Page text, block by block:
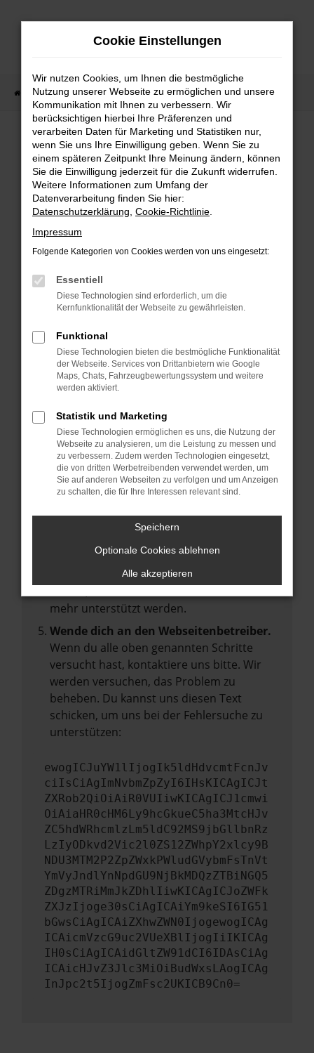
Zum
Startseite Fahrzeugangebote Fahrzeug-Showroom
Fehler: Network Error
Beim Laden ist ein Fehler aufgetreten.
Hier sind ein paar Tipps, die dir helfen können:
Internetverbindung.
Laden andere Webseiten, zum Beispiel
Prüfe deine Browsererweiterungen.
Manche Erweiterungen, wie Werbeblocker,
können das Laden bestimmter Seiten
verhindern. Funktioniert die Seite in einem
anderen Browser oder in einem privaten
Fenster?
Starte dein Gerät neu.
Das kann manchmal helfen,
vorübergehende Probleme zu beheben.
Betriebssystem auf dem neuesten Stand
Veraltete Software birgt nicht nur ein
Sicherheitsrisiko, sondern kann auch dazu
mehr unterstützt werden.
Wende dich an den Webseitenbetreiber.
Wenn du alle oben genannten Schritte
versucht hast, kontaktiere uns bitte. Wir
werden versuchen, das Problem zu
beheben. Du kannst uns diesen Text
schicken, um uns bei der Fehlersuche zu
unterstützen:
ewogICJuYW1lIjogIk5ldHdvcmtFcnJv
ciIsCiAgImNvbmZpZyI6IHsKICAgICJt
ZXRob2QiOiAiR0VUIiwKICAgICJ1cmwi
OiAiaHR0cHM6Ly9hcGkueC5ha3MtcHJv
ZC5hdWRhcmlzLm5ldC92MS9jbGllbnRz
LzIyODkvd2Vic2l0ZS12ZWhpY2xlcy9B
NDU3MTM2P2ZpZWxkPWludGVybmFsTnVt
YmVyJndlYnNpdGU9NjBkMDQzZTBiNGQ5
ZDgzMTRiMmJkZDhlIiwKICAgICJoZWFk
ZXJzIjoge30sCiAgICAiYm9keSI6IG51
bGwsCiAgICAiZXhwZWN0IjogewogICAg
ICAicmVzcG9uc2VUeXBlIjogIiIKICAg
IH0sCiAgICAidGltZW91dCI6IDAsCiAg
ICAicHJvZ3Jlc3MiOiBudWxsLAogICAg
InJpc2t5IjogZmFsc2UKICB9Cn0=
Cookie Einstellungen
Wir nutzen Cookies, um Ihnen die bestmögliche
Nutzung unserer Webseite zu ermöglichen und unsere
Kommunikation mit Ihnen zu verbessern. Wir
berücksichtigen hierbei Ihre Präferenzen und
verarbeiten Daten für Marketing und Statistiken nur,
wenn Sie uns Ihre Einwilligung geben. Wenn Sie zu
einem späteren Zeitpunkt Ihre Meinung ändern, können
Sie die Einwilligung jederzeit für die Zukunft widerrufen.
Weitere Informationen zum Umfang der
Datenverarbeitung finden Sie hier:
Datenschutzerklärung Cookie-Richtlinie
Impressum
Folgende Kategorien von Cookies werden von uns eingesetzt:
Essentiell
Diese Technologien sind erforderlich, um die
Kernfunktionalität der Webseite zu gewährleisten.
Funktional
Diese Technologien bieten die bestmögliche Funktionalität
der Webseite. Services von Drittanbietern wie Google
Maps, Chats, Fahrzeugbewertungssystem und weitere
werden aktiviert.
Statistik und Marketing
Diese Technologien ermöglichen es uns, die Nutzung der
Webseite zu analysieren, um die Leistung zu messen und
zu verbessern. Zudem werden Technologien eingesetzt,
die von dritten Werbetreibenden verwendet werden, um
Sie auf anderen Webseiten zu verfolgen und um Anzeigen
zu schalten, die für Ihre Interessen relevant sind.
Speichern
Optionale Cookies ablehnen
Alle akzeptieren